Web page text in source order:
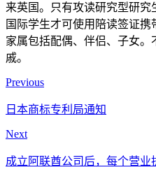
来英国。只有攻读研究型研
国际学生才可使用陪读签证携
家属包括配偶、伴侣、子女
戚。
Previous
日本商标专利局通知
Next
成立阿联酋公司后，每个营